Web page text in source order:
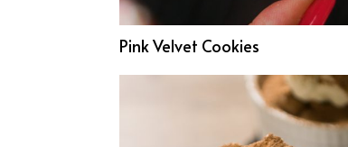
Pink Velvet Cookies